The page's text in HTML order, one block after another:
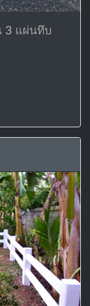
3 แผ่นทึบ